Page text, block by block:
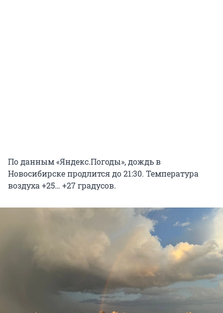
По данным «Яндекс.Погоды», дождь в
Новосибирске продлится до 21:30. Температура
воздуха +25… +27 градусов.